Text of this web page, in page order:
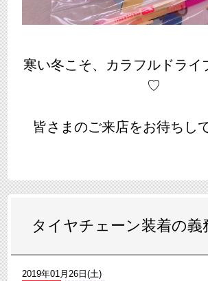
寒い冬こそ、カラフルドライ
♡
皆さまのご来店をお待ちし
タイヤチェーン装着の義
2019年01月26日(土)